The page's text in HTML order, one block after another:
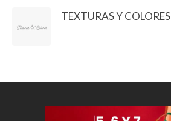
TEXTURAS Y COLORES